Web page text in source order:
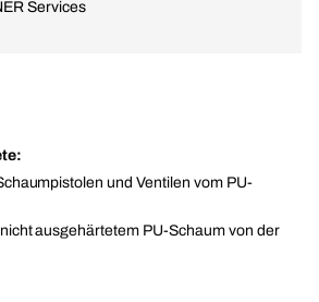
Services
und Ventilen vom PU-
ausgehärtetem PU-Schaum von der